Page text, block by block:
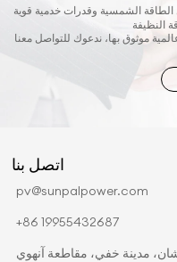
الشمسية وقدرات خدمية قوية
موثوق بها، ندعوك للتواصل معنا
اتصل بنا
pv@sunpalpower.com
+86 19955432687